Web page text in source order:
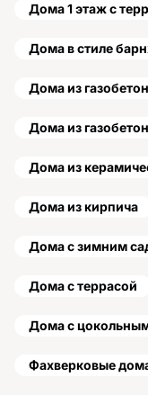
Дома 1 этаж с
Дома в стиле
Дома из
Дома из
Дома из
Дома из кирпича
Дома с зимним
Дома с террасой
Дома с
Фахверковые